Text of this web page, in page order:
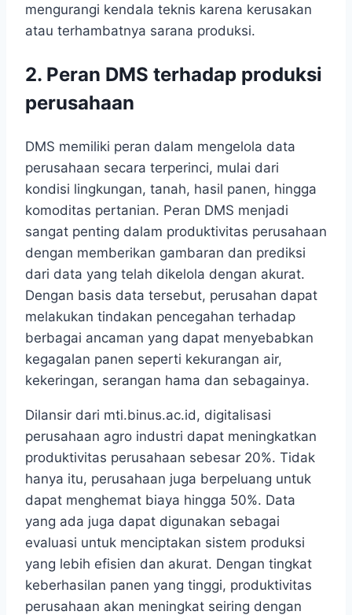
mengurangi kendala teknis karena kerusakan
atau terhambatnya sarana produksi.
2. Peran DMS terhadap produksi
perusahaan
DMS memiliki peran dalam mengelola data
perusahaan secara terperinci, mulai dari
kondisi lingkungan, tanah, hasil panen, hingga
komoditas pertanian. Peran DMS menjadi
sangat penting dalam produktivitas perusahaan
dengan memberikan gambaran dan prediksi
dari data yang telah dikelola dengan akurat.
Dengan basis data tersebut, perusahan dapat
melakukan tindakan pencegahan terhadap
berbagai ancaman yang dapat menyebabkan
kegagalan panen seperti kekurangan air,
kekeringan, serangan hama dan sebagainya.
Dilansir dari mti.binus.ac.id, digitalisasi
perusahaan agro industri dapat meningkatkan
produktivitas perusahaan sebesar 20%. Tidak
hanya itu, perusahaan juga berpeluang untuk
dapat menghemat biaya hingga 50%. Data
yang ada juga dapat digunakan sebagai
evaluasi untuk menciptakan sistem produksi
yang lebih efisien dan akurat. Dengan tingkat
keberhasilan panen yang tinggi, produktivitas
perusahaan akan meningkat seiring dengan